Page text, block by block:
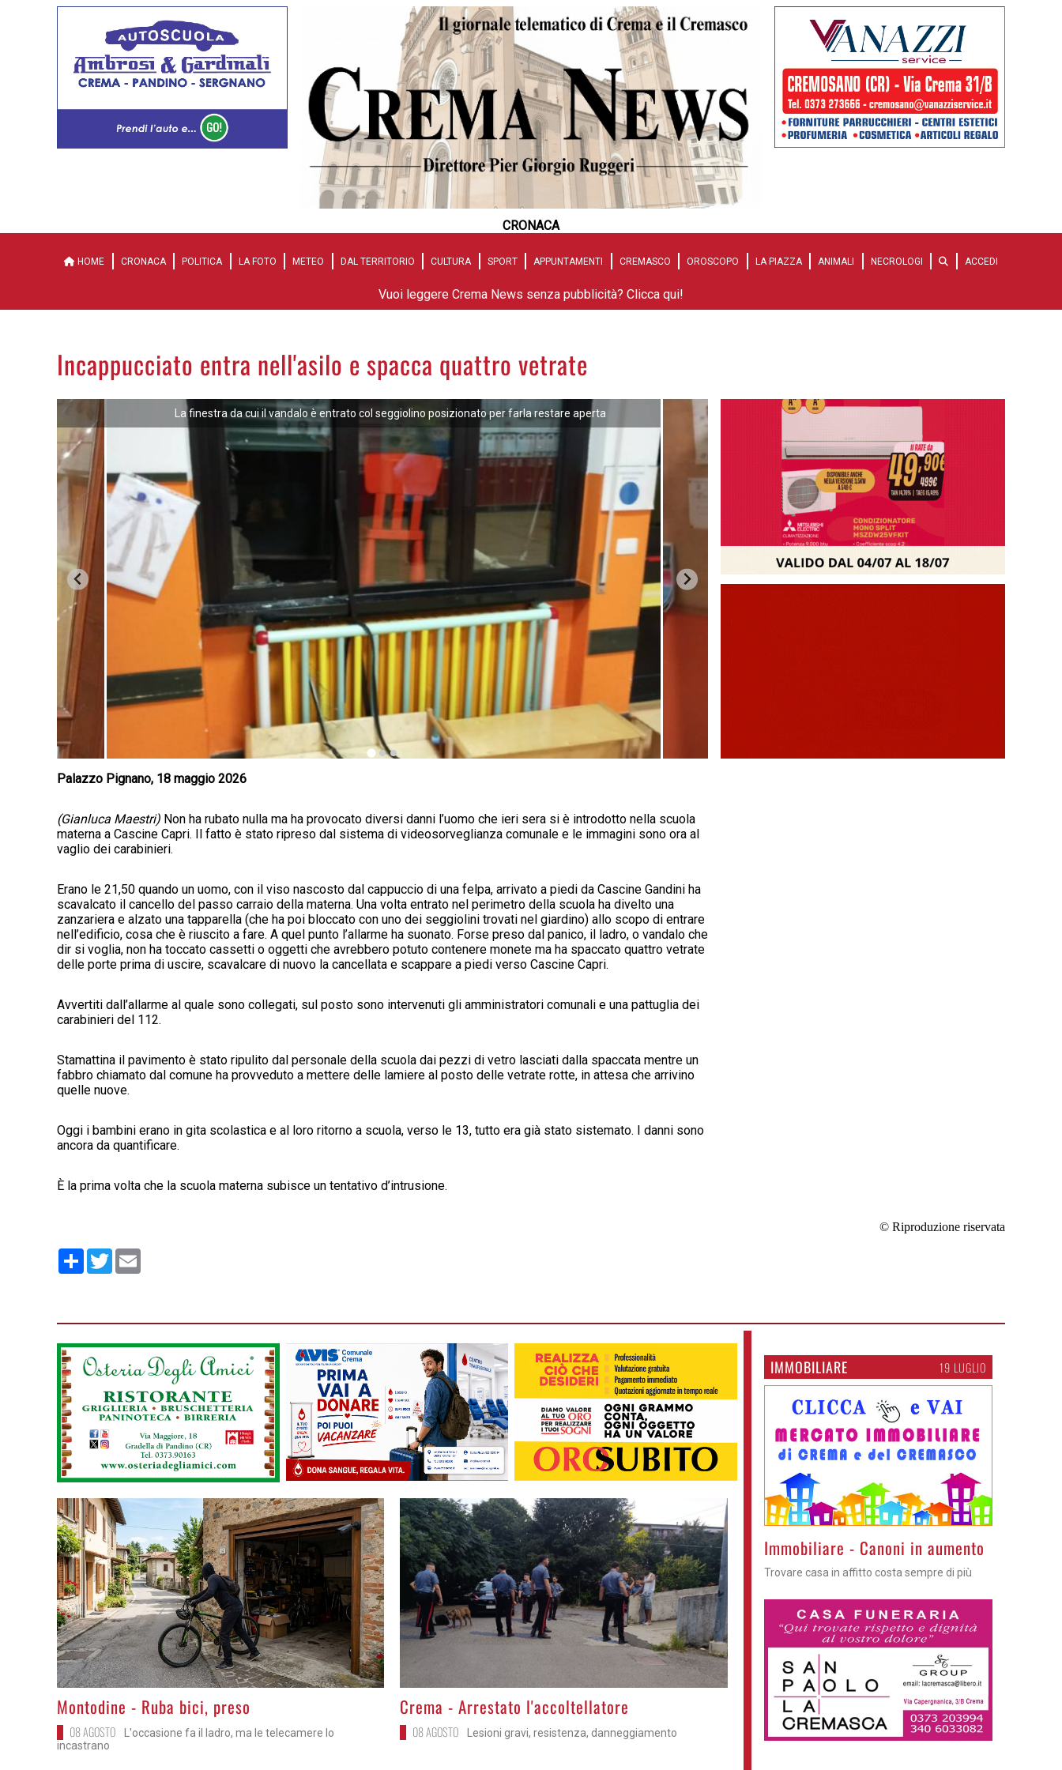
CRONACA
HOME CRONACA POLITICA LA FOTO METEO DAL TERRITORIO CULTURA SPORT APPUNTAMENTI CREMASCO OROSCOPO LA PIAZZA ANIMALI NECROLOGI ACCEDI
Vuoi leggere Crema News senza pubblicità? Clicca qui!
Incappucciato entra nell'asilo e spacca quattro vetrate
La finestra da cui il vandalo è entrato col seggiolino posizionato per farla restare aperta
Palazzo Pignano, 18 maggio 2026
(Gianluca Maestri) Non ha rubato nulla ma ha provocato diversi danni l’uomo che ieri sera si è introdotto nella scuola
materna a Cascine Capri. Il fatto è stato ripreso dal sistema di videosorveglianza comunale e le immagini sono ora al
vaglio dei carabinieri.
Erano le 21,50 quando un uomo, con il viso nascosto dal cappuccio di una felpa, arrivato a piedi da Cascine Gandini ha
scavalcato il cancello del passo carraio della materna. Una volta entrato nel perimetro della scuola ha divelto una
zanzariera e alzato una tapparella (che ha poi bloccato con uno dei seggiolini trovati nel giardino) allo scopo di entrare
nell’edificio, cosa che è riuscito a fare. A quel punto l’allarme ha suonato. Forse preso dal panico, il ladro, o vandalo che
dir si voglia, non ha toccato cassetti o oggetti che avrebbero potuto contenere monete ma ha spaccato quattro vetrate
delle porte prima di uscire, scavalcare di nuovo la cancellata e scappare a piedi verso Cascine Capri.
Avvertiti dall’allarme al quale sono collegati, sul posto sono intervenuti gli amministratori comunali e una pattuglia dei
carabinieri del 112.
Stamattina il pavimento è stato ripulito dal personale della scuola dai pezzi di vetro lasciati dalla spaccata mentre un
fabbro chiamato dal comune ha provveduto a mettere delle lamiere al posto delle vetrate rotte, in attesa che arrivino
quelle nuove.
Oggi i bambini erano in gita scolastica e al loro ritorno a scuola, verso le 13, tutto era già stato sistemato. I danni sono
ancora da quantificare.
È la prima volta che la scuola materna subisce un tentativo d’intrusione.
© Riproduzione riservata
Condividi
Twitter
>Montodine - Ruba bici, preso
08 AGOSTO
L'occasione fa il ladro, ma le telecamere lo
incastrano
>
Crema - Arrestato l'accoltellatore
08 AGOSTO Lesioni gravi, resistenza, danneggiamento
IMMOBILIARE 19 LUGLIO
>Immobiliare - Canoni in aumento
Trovare casa in affitto costa sempre di più